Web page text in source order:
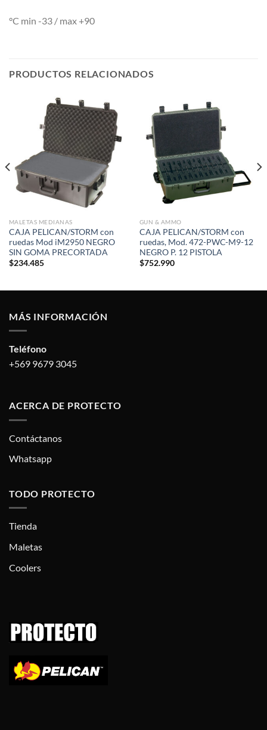
°C min -33 / max +90
PRODUCTOS RELACIONADOS
MALETAS MEDIANAS
CAJA PELICAN/STORM con
ruedas Mod iM2950 NEGRO
SIN GOMA PRECORTADA
$234.485
GUN & AMMO
CAJA PELICAN/STORM con
ruedas, Mod. 472-PWC-M9-12
NEGRO P. 12 PISTOLA
$752.990
MÁS INFORMACIÓN
Teléfono
+569 9679 3045
ACERCA DE PROTECTO
Contáctanos
Whatsapp
TODO PROTECTO
Tienda
Maletas
Coolers